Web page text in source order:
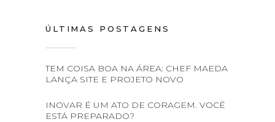
ÚLTIMAS POSTAGENS
TEM COISA BOA NA ÁREA: CHEF MAEDA
LANÇA SITE E PROJETO NOVO
INOVAR É UM ATO DE CORAGEM. VOCÊ
ESTÁ PREPARADO?